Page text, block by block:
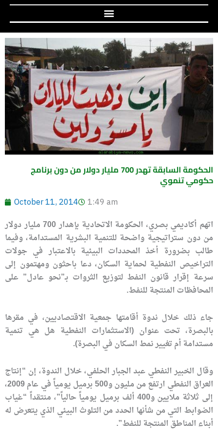
الحكومة السابقة تهدر 700 مليار دولار من دون برنامج
حكومي تنموي
October 11, 2014 1:49 am
اتهم أكاديمي بصري، الحكومة الاتحادية بإهدار 700 مليار دولار
من دون ستراتيجية واضحة للتنمية البشرية المستدامة، وفيما
طالب بضرورة أخذ المحددات البيئية بالاعتبار في جولات
التراخيص النفطية لحماية السكان، دعا باحثون ومهتمون إلى
سرعة إقرار قانون النفط لتوزيع الثروات بـ”نحو عادل” على
المحافظات المنتجة للنفط.
جاء ذلك خلال ندوة أقامتها جمعية الاقتصاديين، في مقرها
بالبصرة، تحت عنوان (الاستثمارات النفطية هل هي تنمية
مستدامة أم تغيير نمط السكان في البصرة).
وقال الخبير النفطي عبد الجبار الحلفي، خلال الندوة، إن “إنتاج
العراق النفطي ارتفع من مليون و500 برميل يومياً في عام 2009،
إلى ثلاثة ملايين و400 ألف برميل يومياً حالياً”، منتقداً “غياب
الضوابط التي من شأنها الحدد من التلوث البيئي الذي يتعرض له
أبناء المناطق المنتجة للنفط”.